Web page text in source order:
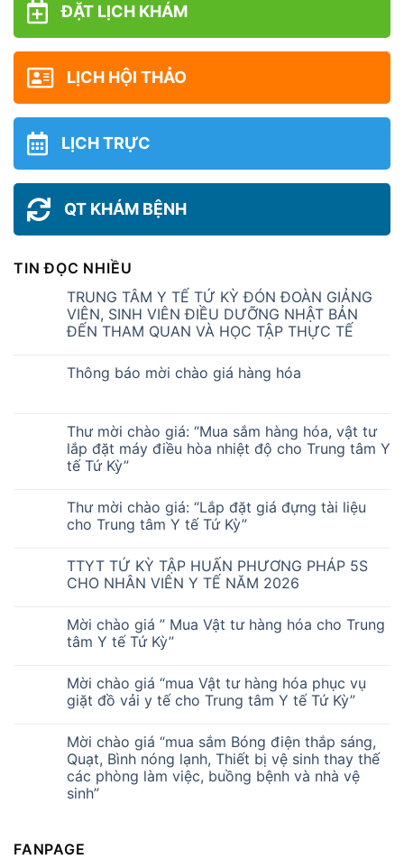
ĐẶT LỊCH KHÁM
LỊCH HỘI THẢO
LỊCH TRỰC
QT KHÁM BỆNH
TIN ĐỌC NHIỀU
TRUNG TÂM Y TẾ TỨ KỲ ĐÓN ĐOÀN GIẢNG
VIÊN, SINH VIÊN ĐIỀU DƯỠNG NHẬT BẢN
ĐẾN THAM QUAN VÀ HỌC TẬP THỰC TẾ
Thông báo mời chào giá hàng hóa
Thư mời chào giá: “Mua sắm hàng hóa, vật tư
lắp đặt máy điều hòa nhiệt độ cho Trung tâm Y
tế Tứ Kỳ”
Thư mời chào giá: “Lắp đặt giá đựng tài liệu
cho Trung tâm Y tế Tứ Kỳ”
TTYT TỨ KỲ TẬP HUẤN PHƯƠNG PHÁP 5S
CHO NHÂN VIÊN Y TẾ NĂM 2026
Mời chào giá ” Mua Vật tư hàng hóa cho Trung
tâm Y tế Tứ Kỳ”
Mời chào giá “mua Vật tư hàng hóa phục vụ
giặt đồ vải y tế cho Trung tâm Y tế Tứ Kỳ”
Mời chào giá “mua sắm Bóng điện thắp sáng,
Quạt, Bình nóng lạnh, Thiết bị vệ sinh thay thế
các phòng làm việc, buồng bệnh và nhà vệ
sinh”
FANPAGE